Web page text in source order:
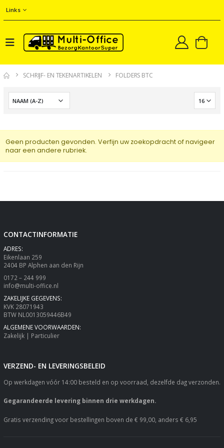
Links
SCHRIJF- EN TEKENARTIKELEN FOLDERS BTC
Geen producten gevonden. Verfijn uw zoekopdracht of navigeer
naar een andere rubriek.
CONTACTINFORMATIE
ADRES:
Eikenlaan 259
2404 BP Alphen aan den Rijn
0172 – 244 999
info@multi-office.nl
ZAKELIJKE GEGEVENS:
KVK 28071943
BTW NL0013059446B49
ALGEMENE VOORWAARDEN:
Zakelijk| Particulier
VERZEND- EN LEVERINGSBELEID
Op werkdagen vóór 14:00 besteld en op voorraad, dezelfde dag verzonden.
Gegarandeerde levering binnen drie werkdagen.
Gratis verzending voor bestellingen boven de € 99,00, anders € 6,95